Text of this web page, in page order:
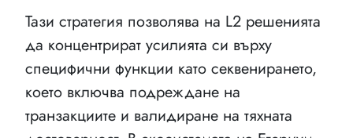
Тази стратегия позволява на L2 решенията
да концентрират усилията си върху
специфични функции като секвенирането,
което включва подреждане на
транзакциите и валидиране на тяхната